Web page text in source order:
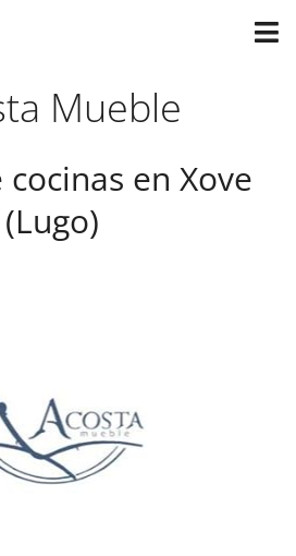
Mueble
en Xove
(Lugo)